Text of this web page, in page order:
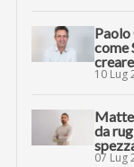
Paolo
come
10 Lug
da
07 Lug